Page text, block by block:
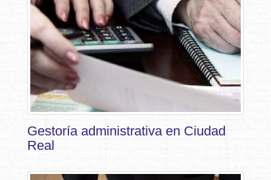
Gestoría administrativa en Ciudad
Real